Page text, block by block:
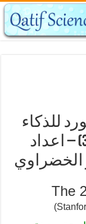
للذكاء
الاصطناعي لعام 2026م (ج3) – اعداد
الخضراوي
The